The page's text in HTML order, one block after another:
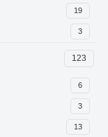
19
3
123
6
3
13